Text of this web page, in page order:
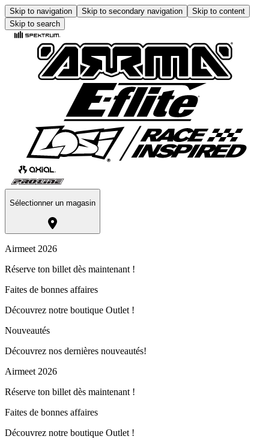
Skip to navigation Skip to secondary navigation
Skip to content
Skip to search
Sélectionner un magasin
Airmeet 2026
Réserve ton billet dès maintenant !
Faites de bonnes affaires
Découvrez notre boutique Outlet !
Nouveautés
Découvrez nos dernières nouveautés!
Airmeet 2026
Réserve ton billet dès maintenant !
Faites de bonnes affaires
Découvrez notre boutique Outlet !